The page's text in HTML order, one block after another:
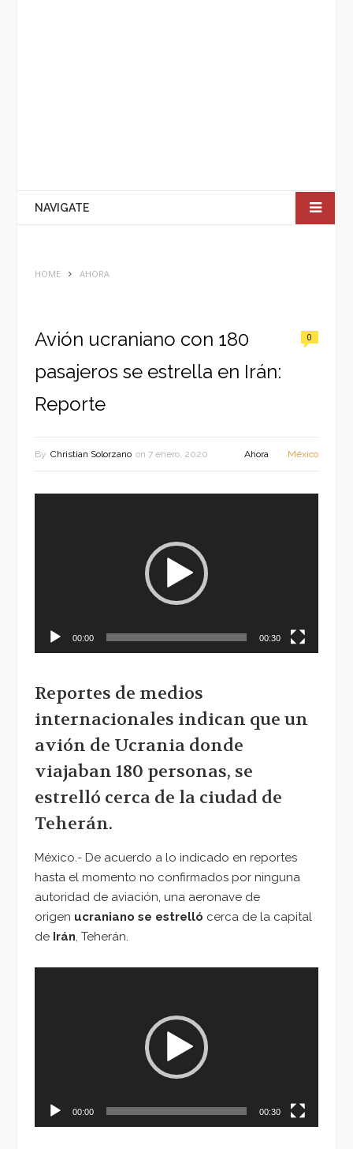
NAVIGATE
HOME AHORA
Avión ucraniano con 180
pasajeros se estrella en Irán:
Reporte
0
By Christian Solorzano on 7 enero, 2020 Ahora México
00:00 00:30
Reportes de medios
internacionales indican que un
avión de Ucrania donde
viajaban 180 personas, se
estrelló cerca de la ciudad de
Teherán.
México.- De acuerdo a lo indicado en reportes
hasta el momento no confirmados por ninguna
autoridad de aviación, una aeronave de
origen ucraniano se estrelló cerca de la capital
de Irán, Teherán.
00:00 00:30